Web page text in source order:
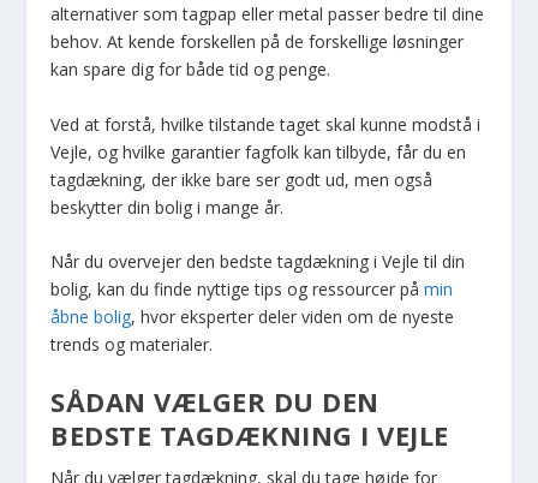
alternativer som tagpap eller metal passer bedre til dine
behov. At kende forskellen på de forskellige løsninger
kan spare dig for både tid og penge.
Ved at forstå, hvilke tilstande taget skal kunne modstå i
Vejle, og hvilke garantier fagfolk kan tilbyde, får du en
tagdækning, der ikke bare ser godt ud, men også
beskytter din bolig i mange år.
Når du overvejer den bedste tagdækning i Vejle til din
bolig, kan du finde nyttige tips og ressourcer påmin
åbne bolig, hvor eksperter deler viden om de nyeste
trends og materialer.
SÅDAN VÆLGER DU DEN
BEDSTE TAGDÆKNING I VEJLE
Når du vælger tagdækning, skal du tage højde for